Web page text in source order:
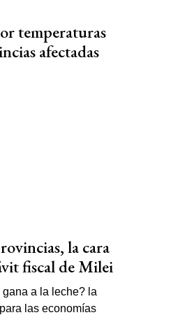
temperaturas
afectadas
la cara
fiscal de Milei